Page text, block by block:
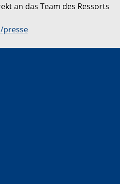
an das Team des Ressorts
presse